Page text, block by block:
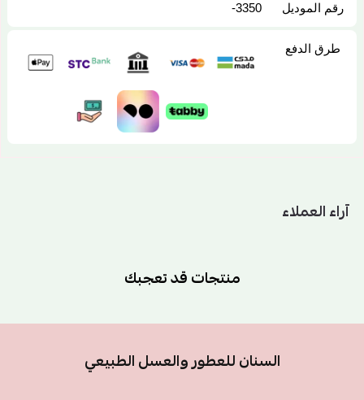
رقم الموديل 3350-
طرق الدفع
آراء العملاء
منتجات قد تعجبك
السنان للعطور والعسل الطبيعي